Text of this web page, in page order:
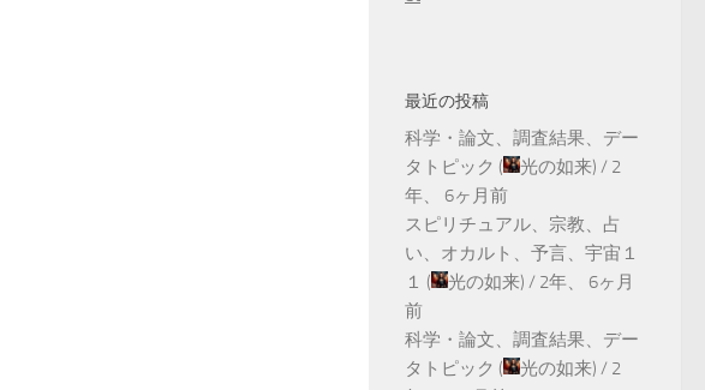
最近の投稿
科学・論文、調査結果、デー
タトピック ( 光の如来) / 2
年、 6ヶ月前
スピリチュアル、宗教、占
い、オカルト、予言、宇宙１
１ ( 光の如来) / 2年、 6ヶ月
前
科学・論文、調査結果、デー
タトピック ( 光の如来) / 2